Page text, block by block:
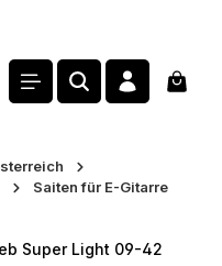
Saiten für E-Gitarre